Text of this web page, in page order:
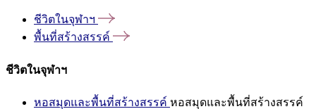
ชีวิตในจุฬาฯ
พื้นที่สร้างสรรค์
ชีวิตในจุฬาฯ
หอสมุดและพื้นที่สร้างสรรค์ หอสมุดและพื้นที่สร้างสรรค์